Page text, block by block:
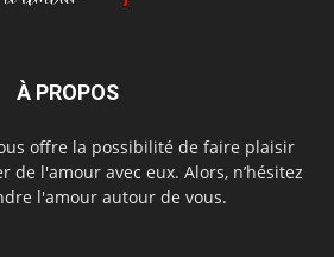
À PROPOS
offre la possibilité de faire plaisir
de l'amour avec eux. Alors, n’hésitez
l'amour autour de vous.